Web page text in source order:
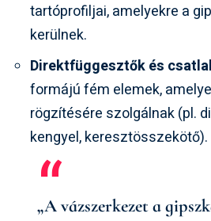
tartóprofiljai, amelyekre a
kerülnek.
Direktfüggesztők és
formájú fém elemek,
rögzítésére szolgálnak (pl.
kengyel, keresztösszekötő).
„A vázszerkezet a